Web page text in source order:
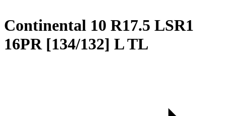
Continental 10 R17.5 LSR1
16PR [134/132] L TL